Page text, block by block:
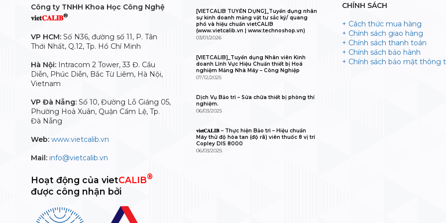
Công ty TNHH Khoa Học Công Nghệ
𝐯𝐢𝐞𝐭𝐂𝐀𝐋𝐈𝐁®
VP HCM: Số N36, đường số 11, P. Tân
Thới Nhất, Q.12, Tp. Hồ Chí Minh
Hà Nội: Intracom 2 Tower, 33 Đ. Cầu
Diễn, Phúc Diễn, Bắc Từ Liêm, Hà Nội,
Vietnam
VP Đà Nẵng: Số 10, Đường Lỗ Giáng 05,
Phường Hoà Xuân, Quận Cẩm Lệ, Tp.
Đà Nẵng
Web: www.vietcalib.vn
Mail: info@vietcalib.vn
Hoạt động của vietCALIB®
được công nhận bởi
[VIETCALIB TUYỂN DỤNG]_Tuyển dụng nhân
sự kinh doanh mảng vật tư sắc ký/ quang
phổ và hiệu chuẩn vietCALIB
(www.vietcalib.vn | www.technoshop.vn)
03/01/2026
[VIETCALIB]_Tuyển dụng Nhân viên Kinh
doanh Lĩnh Vực Hiệu Chuẩn thiết bị Hoá
nghiệm Mảng Nhà Máy – Công Nghiệp
07/12/2025
Dịch Vụ Bảo trì – Sửa chữa thiết bị phòng thí
nghiệm.
06/03/2025
𝐯𝐢𝐞𝐭𝐂𝐀𝐋𝐈𝐁 – Thực hiện Bảo trì – Hiệu chuẩn
Máy thử độ hòa tan (độ rã) viên thuốc 8 vị trí
Copley DIS 8000
06/03/2025
CHÍNH SÁCH
+ Cách thức mua hàng
+ Chính sách giao hàng
+ Chính sách thanh toán
+ Chính sách bảo hành
+ Chính sách bảo mật thông